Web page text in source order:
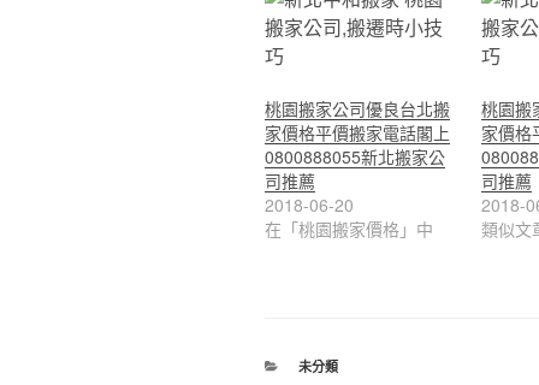
桃園搬家公司優良台北搬
家價格平價搬家電話閣上
0800888055新北搬家公
司推薦
2018-06-20
在「桃園搬家價格」中
桃園搬
家價格
司推薦
2018-
類似文
分
未分類